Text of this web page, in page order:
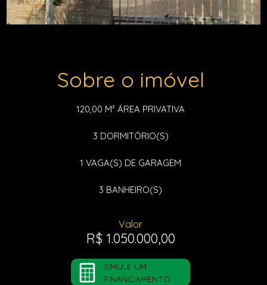
Sobre o imóvel
120,00 M² ÁREA PRIVATIVA
3 DORMITÓRIO(S)
1 VAGA(S) DE GARAGEM
3 BANHEIRO(S)
Valor
R$ 1.050.000,00
SIMULE UM
FINANCIAMENTO